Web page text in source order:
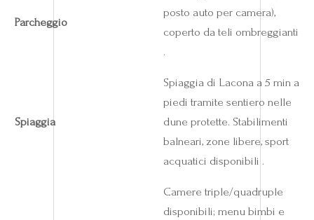
Parcheggio
posto auto per camera),
coperto da teli ombreggianti
.
Spiaggia
Spiaggia di Lacona a 5 min a
piedi tramite sentiero nelle
dune protette. Stabilimenti
balneari, zone libere, sport
acquatici disponibili .
Camere triple/quadruple
disponibili; menu bimbi e